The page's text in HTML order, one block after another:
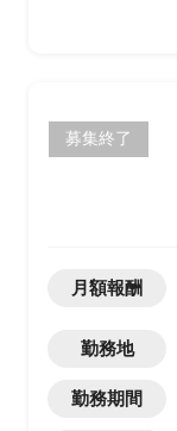
募集終了
月額報酬
勤務地
勤務期間